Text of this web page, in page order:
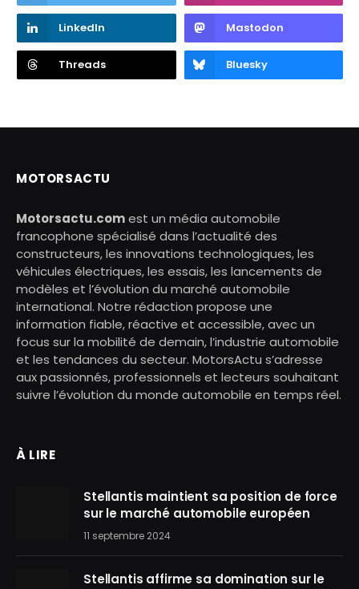
LinkedIn Mastodon
Threads Bluesky
MOTORSACTU
Motorsactu.comest un média automobile
francophone spécialisé dans l’actualité des
constructeurs, les innovations technologiques, les
véhicules électriques, les essais, les lancements de
modèles et l’évolution du marché automobile
international. Notre rédaction propose une
information fiable, réactive et accessible, avec un
focus sur la mobilité de demain, l’industrie automobile
et les tendances du secteur. MotorsActu s’adresse
aux passionnés, professionnels et lecteurs souhaitant
suivre l’évolution du monde automobile en temps réel.
À LIRE
Stellantis maintient sa position de force
sur le marché automobile européen
11 septembre 2024
Stellantis affirme sa domination sur le